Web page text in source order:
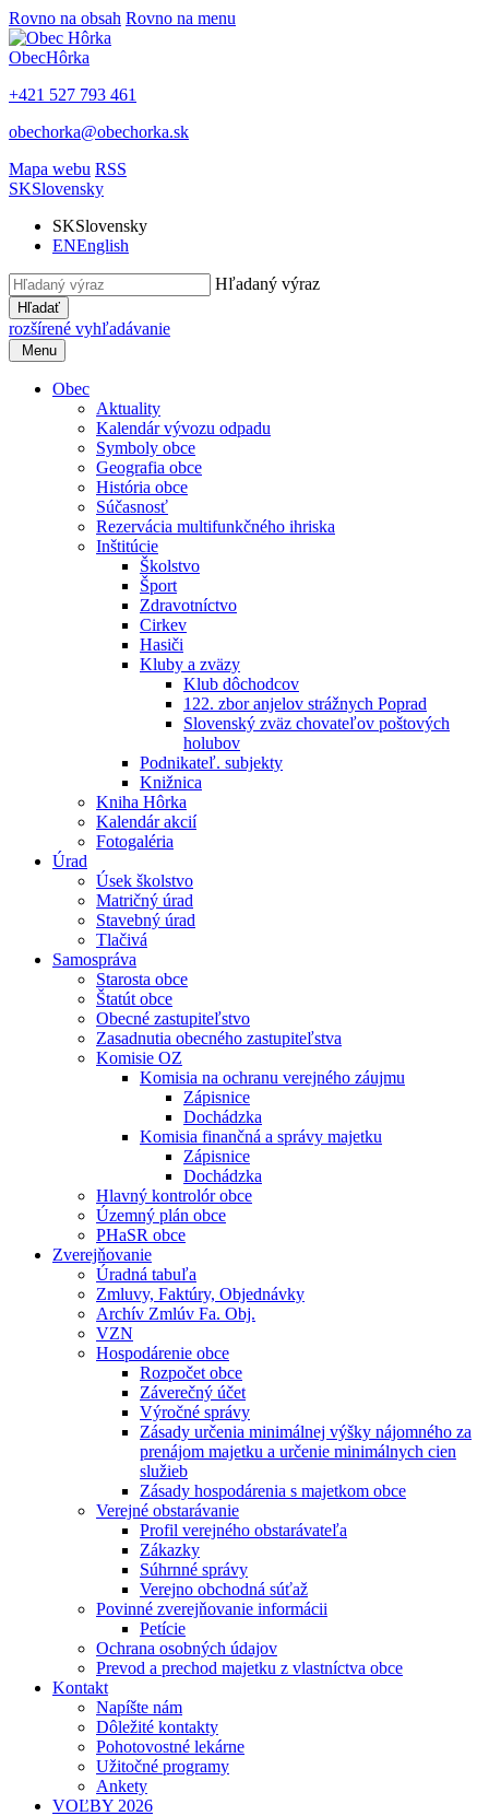
Rovno na obsah Rovno na menu
ObecHôrka
+421 527 793 461
obechorka@obechorka.sk
Mapa webu RSS
SKSlovensky
SKSlovensky
ENEnglish
Hľadaný výraz
Hľadať
rozšírené vyhľadávanie
Menu
Obec
Aktuality
Kalendár vývozu odpadu
Symboly obce
Geografia obce
História obce
Súčasnosť
Rezervácia multifunkčného ihriska
Inštitúcie
Školstvo
Šport
Zdravotníctvo
Cirkev
Hasiči
Kluby a zväzy
Klub dôchodcov
122. zbor anjelov strážnych Poprad
Slovenský zväz chovateľov poštových
holubov
Podnikateľ. subjekty
Knižnica
Kniha Hôrka
Kalendár akcií
Fotogaléria
Úrad
Úsek školstvo
Matričný úrad
Stavebný úrad
Tlačivá
Samospráva
Starosta obce
Štatút obce
Obecné zastupiteľstvo
Zasadnutia obecného zastupiteľstva
Komisie OZ
Komisia na ochranu verejného záujmu
Zápisnice
Dochádzka
Komisia finančná a správy majetku
Zápisnice
Dochádzka
Hlavný kontrolór obce
Územný plán obce
PHaSR obce
Zverejňovanie
Úradná tabuľa
Zmluvy, Faktúry, Objednávky
Archív Zmlúv Fa. Obj.
VZN
Hospodárenie obce
Rozpočet obce
Záverečný účet
Výročné správy
Zásady určenia minimálnej výšky nájomného za
prenájom majetku a určenie minimálnych cien
služieb
Zásady hospodárenia s majetkom obce
Verejné obstarávanie
Profil verejného obstarávateľa
Zákazky
Súhrnné správy
Verejno obchodná súťaž
Povinné zverejňovanie informácii
Petície
Ochrana osobných údajov
Prevod a prechod majetku z vlastníctva obce
Kontakt
Napíšte nám
Dôležité kontakty
Pohotovostné lekárne
Užitočné programy
Ankety
VOĽBY 2026